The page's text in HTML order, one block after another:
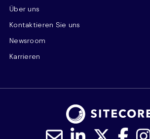
Über uns
Kontaktieren Sie uns
Newsroom
Karrieren